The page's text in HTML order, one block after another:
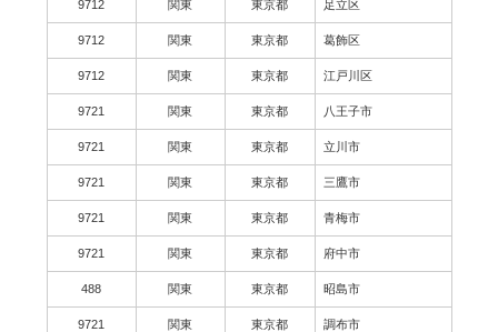
9712 関東 東京都 足立区
9712 関東 東京都 葛飾区
9712 関東 東京都 江戸川区
9721 関東 東京都 八王子市
9721 関東 東京都 立川市
9721 関東 東京都 三鷹市
9721 関東 東京都 青梅市
9721 関東 東京都 府中市
488 関東 東京都 昭島市
9721 関東 東京都 調布市